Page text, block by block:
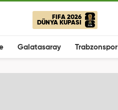
FIFA 2026
DÜNYA KUPASI
Galatasaray Trabzonspor